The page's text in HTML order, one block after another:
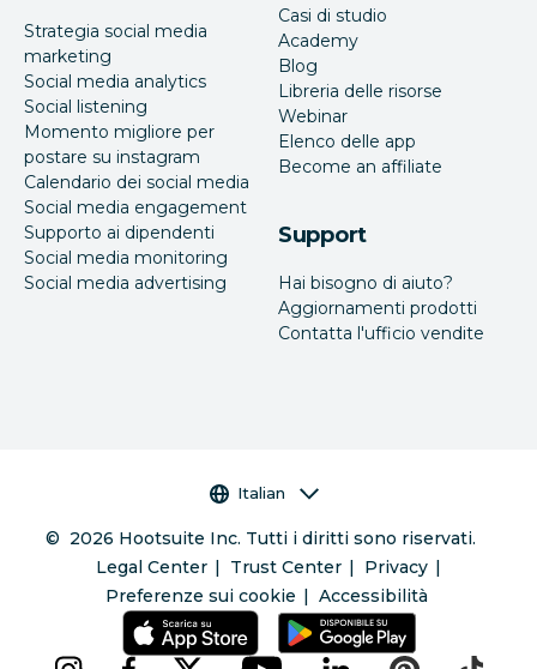
Strategia social media
marketing
Social media analytics
Social listening
Momento migliore per
postare su instagram
Calendario dei social media
Social media engagement
Supporto ai dipendenti
Social media monitoring
Social media advertising
Casi di studio
Academy
Blog
Libreria delle risorse
Webinar
Elenco delle app
Become an affiliate
Support
Hai bisogno di aiuto?
Aggiornamenti prodotti
Contatta l'ufficio vendite
Selettore della lingua
Italian
© 2026 Hootsuite Inc. Tutti i diritti sono riservati.
Legal Center
Trust Center
Privacy
Preferenze sui cookie
Accessibilità